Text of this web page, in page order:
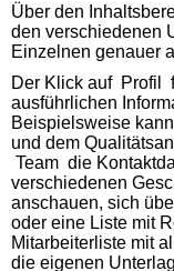
Über den
den verschiedenen
Einzelnen genauer
Der Klick auf Profil
ausführlichen
Beispielsweise
und dem
Team die
verschiedenen
anschauen, sich
oder eine Liste mit
Mitarbeiterliste mit
die eigenen